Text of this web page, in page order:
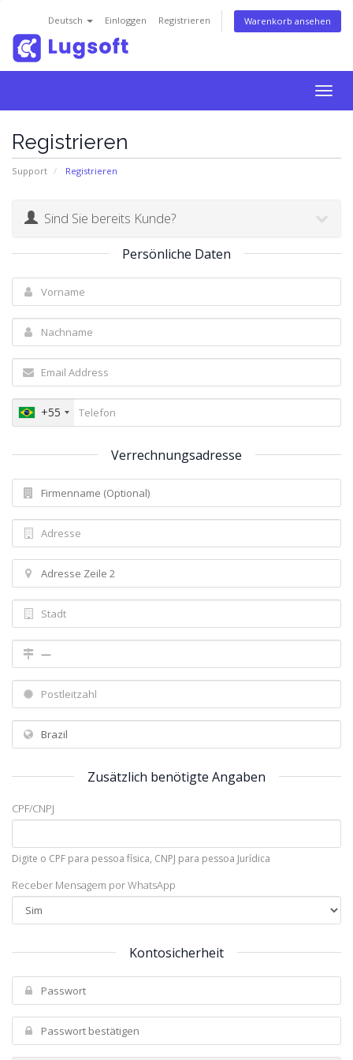
Deutsch Einloggen Registrieren Warenkorb ansehen
Registrieren
Support Registrieren
Sind Sie bereits Kunde?
Persönliche Daten
+55
Verrechnungsadresse
Zusätzlich benötigte Angaben
CPF/CNPJ
Digite o CPF para pessoa física, CNPJ para pessoa Jurídica
Receber Mensagem por WhatsApp
Kontosicherheit